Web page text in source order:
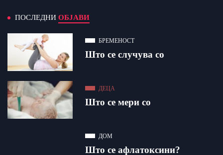
ПОСЛЕДНИ ОБЈАВИ
БРЕМЕНОСТ
Што се случува со
ДЕЦА
Што се мери со
ДОМ
Што се афлатоксини?